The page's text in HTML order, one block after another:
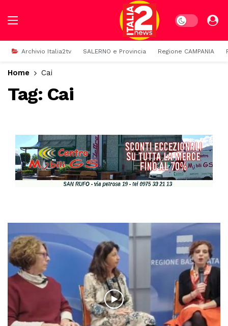
Dark mode
Archivio Italia2tv SALERNO e Provincia Regione CAMPANIA
Home Cai
Tag: Cai